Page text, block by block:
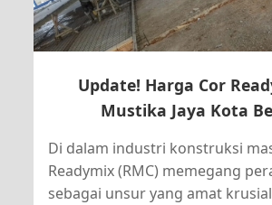
Update! Harga Cor
Mustika Jaya Kota
Di dalam industri konstruksi
Readymix (RMC) memegang
sebagai unsur yang amat